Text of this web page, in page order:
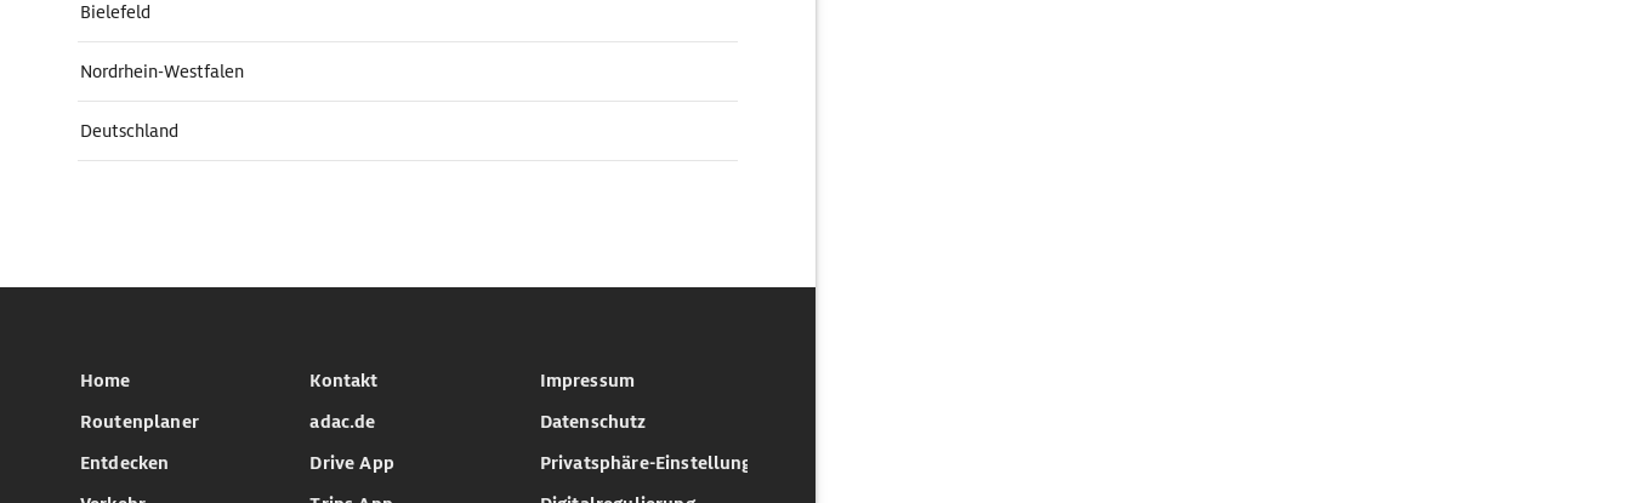
Bielefeld
Nordrhein-Westfalen
Deutschland
Home
Routenplaner
Entdecken
Kontakt
adac.de
Drive App
Impressum
Datenschutz
Privatsphäre-Einstellungen